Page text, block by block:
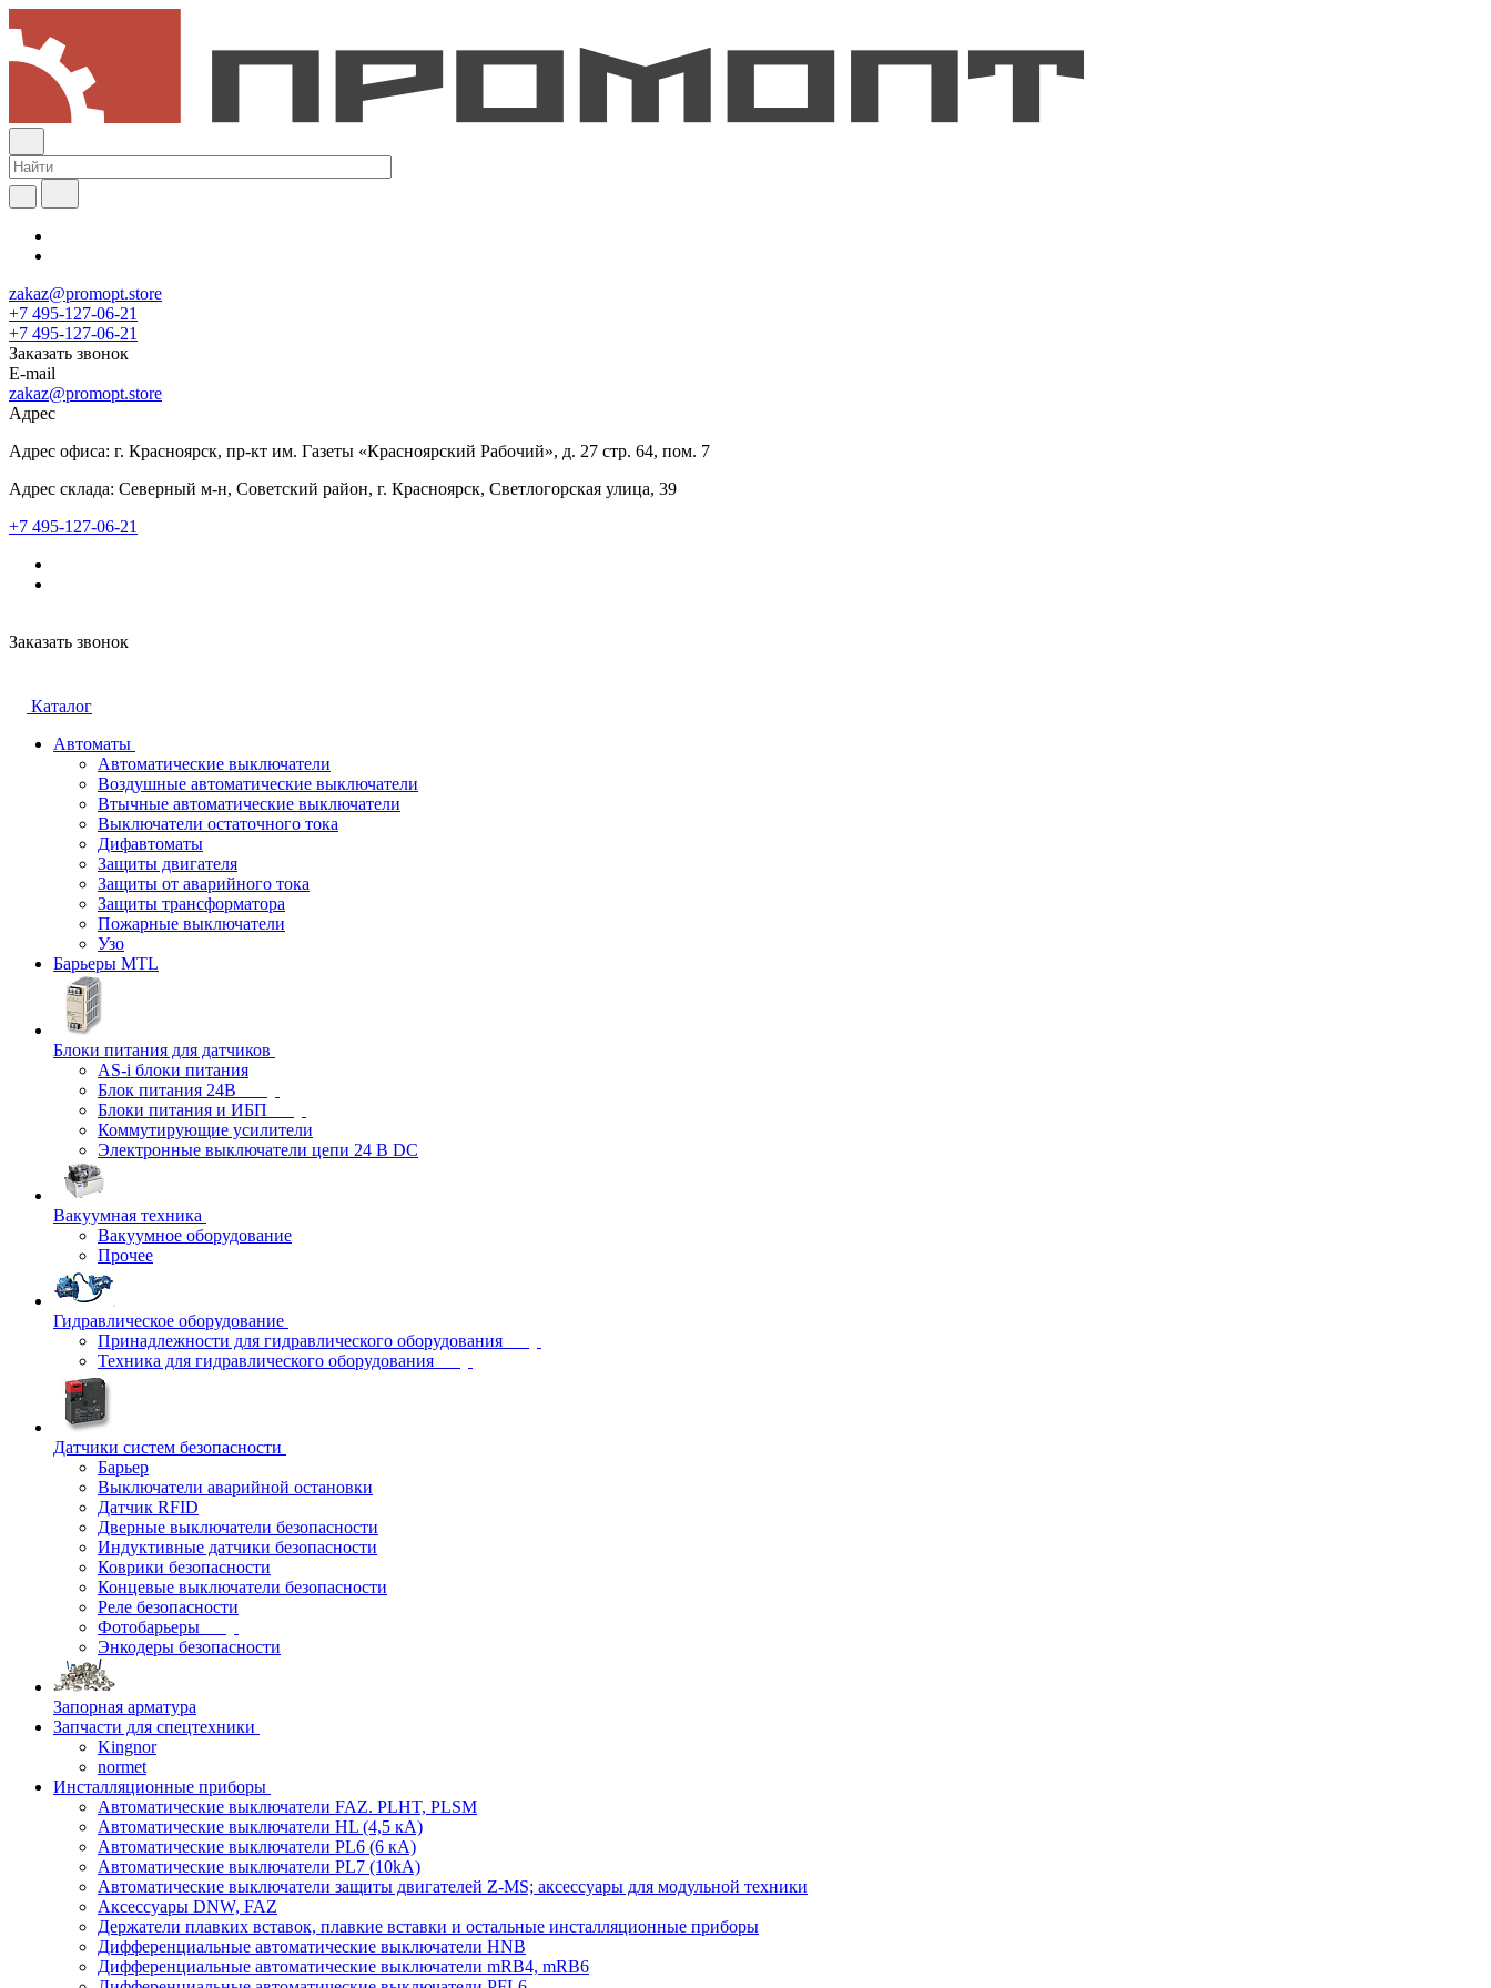
zakaz@promopt.store
+7 495-127-06-21
+7 495-127-06-21
Заказать звонок
E-mail
zakaz@promopt.store
Адрес
Адрес офиса: г. Красноярск, пр-кт им. Газеты «Красноярский Рабочий», д. 27 стр. 64, пом. 7
Адрес склада: Северный м-н, Советский район, г. Красноярск, Светлогорская улица, 39
+7 495-127-06-21
Заказать звонок
Каталог
Автоматы
Автоматические выключатели
Воздушные автоматические выключатели
Втычные автоматические выключатели
Выключатели остаточного тока
Дифавтоматы
Защиты двигателя
Защиты от аварийного тока
Защиты трансформатора
Пожарные выключатели
Узо
Барьеры MTL
Блоки питания для датчиков
AS-i блоки питания
Блок питания 24В
Блоки питания и ИБП
Коммутирующие усилители
Электронные выключатели цепи 24 В DC
Вакуумная техника
Вакуумное оборудование
Прочее
Гидравлическое оборудование
Принадлежности для гидравлического оборудования
Техника для гидравлического оборудования
Датчики систем безопасности
Барьер
Выключатели аварийной остановки
Датчик RFID
Дверные выключатели безопасности
Индуктивные датчики безопасности
Коврики безопасности
Концевые выключатели безопасности
Реле безопасности
Фотобарьеры
Энкодеры безопасности
Запорная арматура
Запчасти для спецтехники
Kingnor
normet
Инсталляционные приборы
Автоматические выключатели FAZ. PLHT, PLSM
Автоматические выключатели HL (4,5 кА)
Автоматические выключатели PL6 (6 кА)
Автоматические выключатели PL7 (10kA)
Автоматические выключатели защиты двигателей Z-MS; аксессуары для модульной техники
Аксессуары DNW, FAZ
Держатели плавких вставок, плавкие вставки и остальные инсталляционные приборы
Дифференциальные автоматические выключатели HNB
Дифференциальные автоматические выключатели mRB4, mRB6